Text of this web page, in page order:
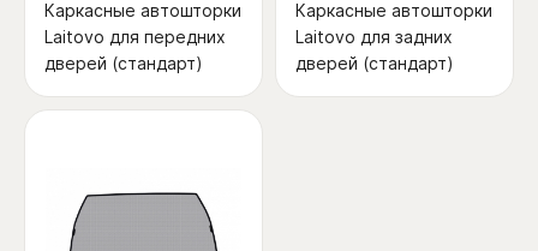
Каркасные автошторки
Laitovo для передних
дверей (стандарт)
Каркасные автошторки
Laitovo для задних
дверей (стандарт)